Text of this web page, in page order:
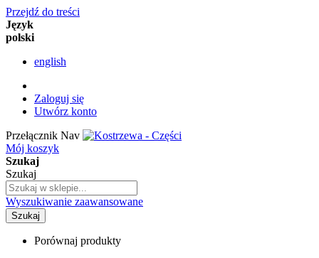
Przejdź do treści
Język
polski
english
Zaloguj się
Utwórz konto
Przełącznik Nav
Mój koszyk
Szukaj
Szukaj
Wyszukiwanie zaawansowane
Szukaj
Porównaj produkty